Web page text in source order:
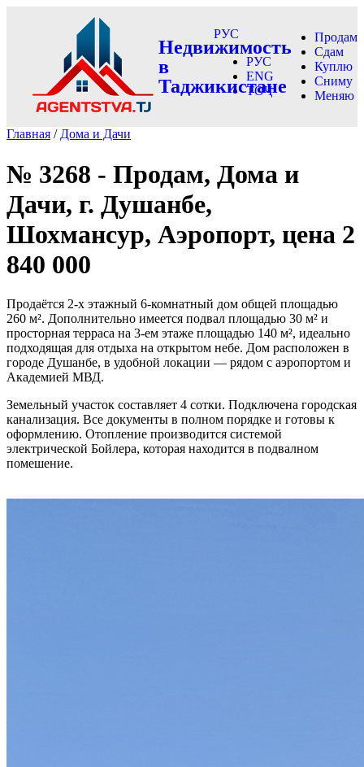
Недвижимость
в
Таджикистане
РУС
РУС
ENG
ТОҶ
Продам
Сдам
Куплю
Сниму
Меняю
Главная / Дома и Дачи
№ 3268 - Продам, Дома и
Дачи, г. Душанбе,
Шохмансур, Аэропорт, цена 2
840 000
Продаётся 2-х этажный 6-комнатный дом общей площадью
260 м². Дополнительно имеется подвал площадью 30 м² и
просторная терраса на 3-ем этаже площадью 140 м², идеально
подходящая для отдыха на открытом небе. Дом расположен в
городе Душанбе, в удобной локации — рядом с аэропортом и
Академией МВД.
Земельный участок составляет 4 сотки. Подключена городская
канализация. Все документы в полном порядке и готовы к
оформлению. Отопление производится системой
электрической Бойлера, которая находится в подвалном
помешение.